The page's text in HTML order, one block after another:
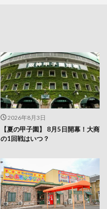
2026年8月3日
【夏の甲子園】 8月5日開幕！大商
の1回戦はいつ？